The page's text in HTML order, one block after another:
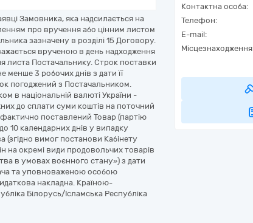
Замовника, яка надсилається на
про вручення або цінним листом
зазначену в розділі 15 Договору.
врученою в день надходження
листа Постачальнику. Строк поставки
3 робочих днів з дати її
погоджений з Постачальником.
в національній валюті України -
до сплати суми коштів на поточний
поставлений Товар (партію
10 календарних днів у випадку
вимог постанови Кабінету
на окремі види продовольчих товарів
в умовах воєнного стану») з дати
та уповноваженою особою
накладна. Країною-
Білорусь/Ісламська Республіка
Контактна особа:
Телефон:
E-mail: